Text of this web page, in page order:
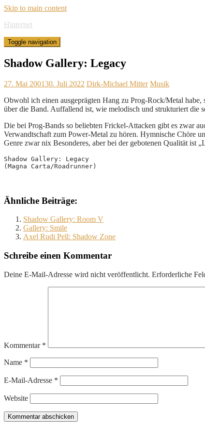
Skip to main content
Hinternet
Toggle navigation
Shadow Gallery: Legacy
27. Mai 200130. Juli 2022 Dirk-Michael Mitter Musik
Obwohl ich einen ausgeprägten Hang zu Prog-Rock/Metal
über die Band. Auffallend ist, wie melodisch und strukturiert die
Die bei Prog-Bands so beliebten Frickel-Attacken gibt es zwar
Verwandtschaft zum Power-Metal zu hören. Hymnische Chöre
Genre zwar nix Besonderes, aber bei der gebotenen Qualität ist
Shadow Gallery: Legacy
(Magna Carta/Roadrunner)
Ähnliche Beiträge:
Shadow Gallery: Room V
Gallery: Smile
Axel Rudi Pell: Shadow Zone
Schreibe einen Kommentar
Deine E-Mail-Adresse wird nicht veröffentlicht. Erforderliche
Kommentar *
Name *
E-Mail-Adresse *
Website